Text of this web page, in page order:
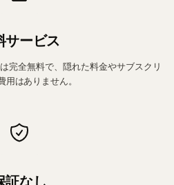
サービス
完全無料で、隠れた料金やサブスクリ
用はありません。
証なし